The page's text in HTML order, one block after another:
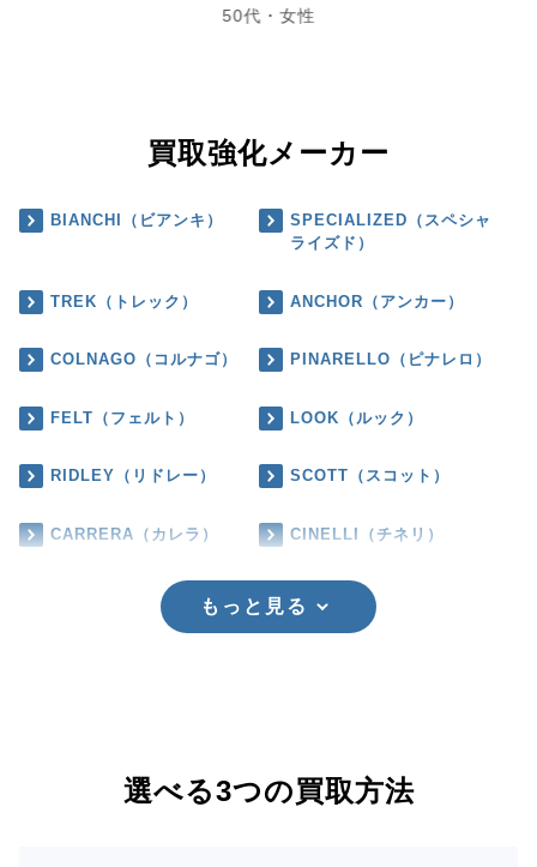
50代・女性
買取強化メーカー
BIANCHI（ビアンキ）
SPECIALIZED（スペシャ
ライズド）
TREK（トレック） ANCHOR（アンカー）
COLNAGO（コルナゴ） PINARELLO（ピナレロ）
FELT（フェルト） LOOK（ルック）
RIDLEY（リドレー） SCOTT（スコット）
CARRERA（カレラ） CINELLI（チネリ）
もっと見る
選べる3つの買取方法